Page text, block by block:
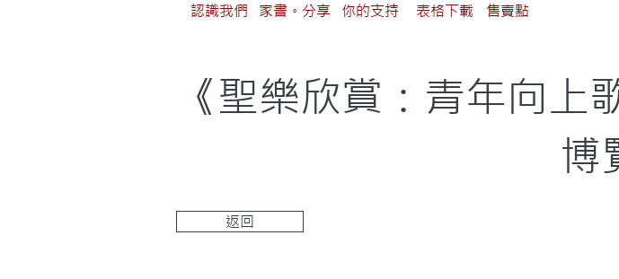
認識我們 家書。分享 你的支持 表格下載 售賣點
《聖樂欣賞：青年向上
博
返回